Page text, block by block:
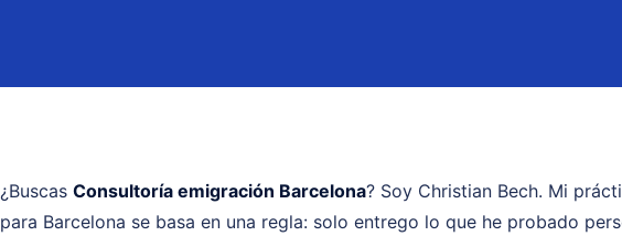
¿Buscas Consultoría emigración Barcelona? Soy Christian Bech. Mi
para Barcelona se basa en una regla: solo entrego lo que he probado